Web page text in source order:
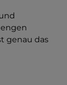
genau das